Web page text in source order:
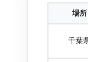
場所
千葉